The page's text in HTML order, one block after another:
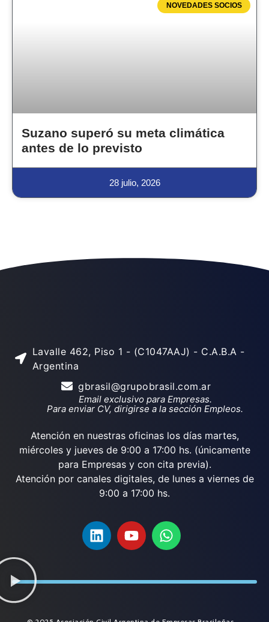
NOVEDADES SOCIOS
Suzano superó su meta climática
antes de lo previsto
28 julio, 2026
Lavalle 462, Piso 1 - (C1047AAJ) - C.A.B.A -
Argentina
gbrasil@grupobrasil.com.ar
Email exclusivo para Empresas.
Para enviar CV, dirigirse a la sección Empleos.
Atención en nuestras oficinas los días martes,
miércoles y jueves de 9:00 a 17:00 hs. (únicamente
para Empresas y con cita previa).
Atención por canales digitales, de lunes a viernes de
9:00 a 17:00 hs.